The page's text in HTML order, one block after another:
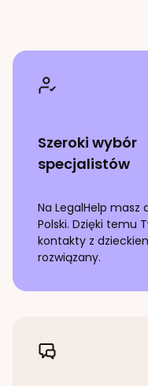
Szeroki wybór
specjalistów
Na LegalHelp masz
Polski. Dzięki temu
kontakty z
rozwiązany.